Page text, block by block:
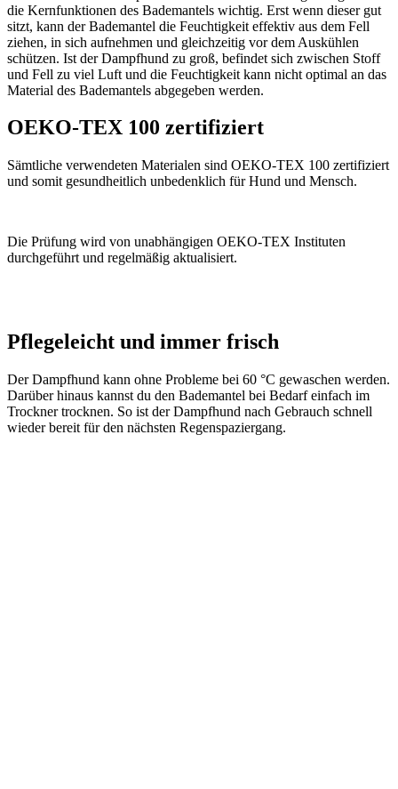
die Kernfunktionen des Bademantels wichtig. Erst wenn dieser gut
sitzt, kann der Bademantel die Feuchtigkeit effektiv aus dem Fell
ziehen, in sich aufnehmen und gleichzeitig vor dem Auskühlen
schützen. Ist der Dampfhund zu groß, befindet sich zwischen Stoff
und Fell zu viel Luft und die Feuchtigkeit kann nicht optimal an das
Material des Bademantels abgegeben werden.
OEKO-TEX 100 zertifiziert
Sämtliche verwendeten Materialen sind OEKO-TEX 100 zertifiziert
und somit gesundheitlich unbedenklich für Hund und Mensch.
Die Prüfung wird von unabhängigen OEKO-TEX Instituten
durchgeführt und regelmäßig aktualisiert.
Pflegeleicht und immer frisch
Der Dampfhund kann ohne Probleme bei 60 °C gewaschen werden.
Darüber hinaus kannst du den Bademantel bei Bedarf einfach im
Trockner trocknen. So ist der Dampfhund nach Gebrauch schnell
wieder bereit für den nächsten Regenspaziergang.